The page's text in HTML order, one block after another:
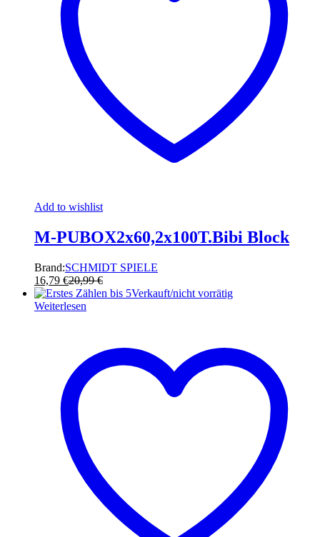
Add to wishlist
M-PUBOX2x60,2x100T.Bibi Block
Brand:SCHMIDT SPIELE
16,79 €20,99€
Verkauft/nicht vorrätig
Weiterlesen